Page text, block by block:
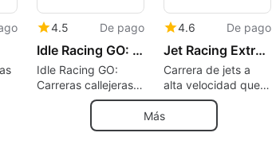
4.5 De pago
Idle Racing GO: Car Clicker Tycoon
Idle Racing GO:
Carreras callejeras
al estilo Clicker con
modificación de
4.6 De pago
Jet Racing Extreme
Carrera de jets a
alta velocidad que
valora la física sobre
el acabado
Más